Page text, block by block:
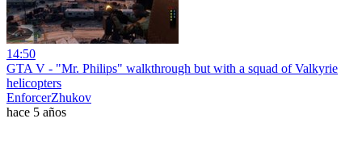
14:50
GTA V - "Mr. Philips" walkthrough but with a squad of Valkyrie
helicopters
EnforcerZhukov
hace 5 años